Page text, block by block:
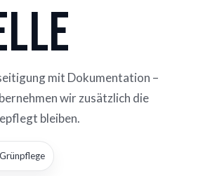
mit Dokumentation –
wir zusätzlich die
bleiben.
Grünpflege